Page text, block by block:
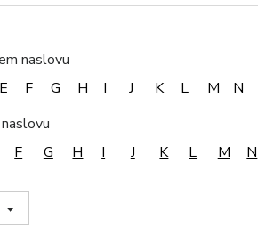
naslovu
E F G H I J K L M N
F G H I J K L M N